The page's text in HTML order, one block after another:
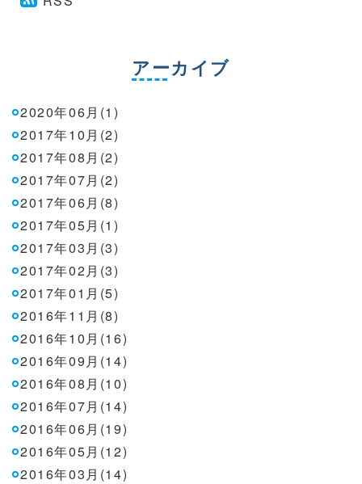
アーカイブ
2020年06月(1)
2017年10月(2)
2017年08月(2)
2017年07月(2)
2017年06月(8)
2017年05月(1)
2017年03月(3)
2017年02月(3)
2017年01月(5)
2016年11月(8)
2016年10月(16)
2016年09月(14)
2016年08月(10)
2016年07月(14)
2016年06月(19)
2016年05月(12)
2016年03月(14)